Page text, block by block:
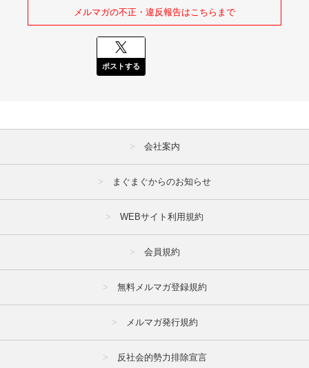
メルマガの不正・違反報告はこちらまで
ポストする
会社案内
まぐまぐからのお知らせ
WEBサイト利用規約
会員規約
無料メルマガ登録規約
メルマガ発行規約
反社会的勢力排除宣言